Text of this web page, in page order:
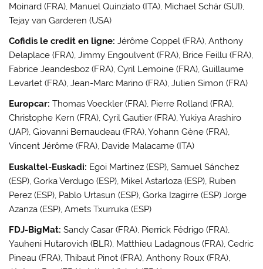
Moinard (FRA), Manuel Quinziato (ITA), Michael Schär (SUI),
Tejay van Garderen (USA)
Cofidis le credit en ligne: Jérôme Coppel (FRA), Anthony
Delaplace (FRA), Jimmy Engoulvent (FRA), Brice Feillu (FRA),
Fabrice Jeandesboz (FRA), Cyril Lemoine (FRA), Guillaume
Levarlet (FRA), Jean-Marc Marino (FRA), Julien Simon (FRA)
Europcar: Thomas Voeckler (FRA), Pierre Rolland (FRA),
Christophe Kern (FRA), Cyril Gautier (FRA), Yukiya Arashiro
(JAP), Giovanni Bernaudeau (FRA), Yohann Gène (FRA),
Vincent Jérôme (FRA), Davide Malacarne (ITA)
Euskaltel-Euskadi: Egoi Martinez (ESP), Samuel Sánchez
(ESP), Gorka Verdugo (ESP), Mikel Astarloza (ESP), Ruben
Perez (ESP), Pablo Urtasun (ESP), Gorka Izagirre (ESP) Jorge
Azanza (ESP), Amets Txurruka (ESP)
FDJ-BigMat: Sandy Casar (FRA), Pierrick Fédrigo (FRA),
Yauheni Hutarovich (BLR), Matthieu Ladagnous (FRA), Cedric
Pineau (FRA), Thibaut Pinot (FRA), Anthony Roux (FRA),